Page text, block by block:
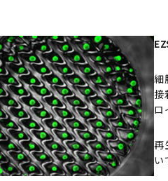
細
接
ロ
再
い